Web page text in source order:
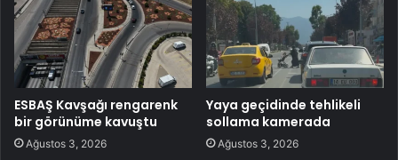
ESBAŞ Kavşağı rengarenk
bir görünüme kavuştu
Ağustos 3, 2026
Yaya geçidinde tehlikeli
sollama kamerada
Ağustos 3, 2026